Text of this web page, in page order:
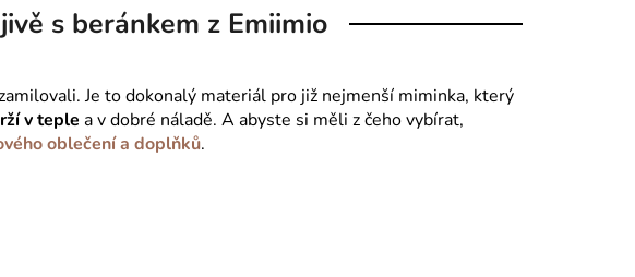
s beránkem z Emiimio
Je to dokonalý materiál pro již nejmenší miminka, který
v teple a v dobré náladě. A abyste si měli z čeho vybírat,
oblečení a doplňků.